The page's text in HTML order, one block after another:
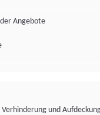
Angebote
und